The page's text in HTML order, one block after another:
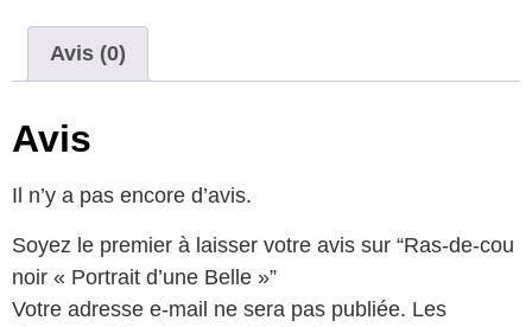
Avis (0)
Avis
Il n’y a pas encore d’avis.
Soyez le premier à laisser votre avis sur “Ras-de-cou
noir « Portrait d’une Belle »”
Votre adresse e-mail ne sera pas publiée. Les